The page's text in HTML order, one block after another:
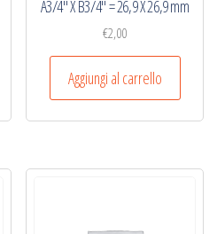
A3/4″ X B3/4″ = 26,9 X 26,9 mm
€2,00
Aggiungi al carrello